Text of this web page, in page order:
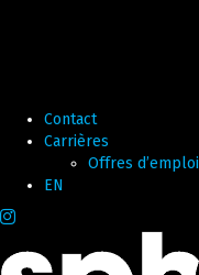
Contact
Carrières
Offres d’emploi
EN